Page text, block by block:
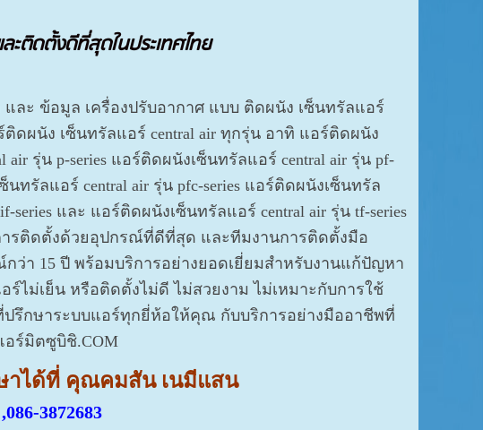
ะติดตั้งดีที่สุดในประเทศไทย
และ ข้อมูล เครื่องปรับอากาศ แบบ ติดผนัง เซ็นทรัลแอร์
ติดผนัง เซ็นทรัลแอร์ central air ทุกรุ่น อาทิ แอร์ติดผนัง
air รุ่น p-series แอร์ติดผนังเซ็นทรัลแอร์ central air รุ่น pf-
นทรัลแอร์ central air รุ่น pfc-series แอร์ติดผนังเซ็นทรัล
series และ แอร์ติดผนังเซ็นทรัลแอร์ central air รุ่น tf-series
รติดตั้งด้วยอุปกรณ์ที่ดีที่สุด และทีมงานการติดตั้งมือ
ว่า 15 ปี พร้อมบริการอย่างยอดเยี่ยมสำหรับงานแก้ปัญหา
ร์ไม่เย็น หรือติดตั้งไม่ดี ไม่สวยงาม ไม่เหมาะกับการใช้
ปรึกษาระบบแอร์ทุกยี่ห้อให้คุณ กับบริการอย่างมืออาชีพที่
อร์มิตซูบิชิ.COM
าได้ที่ คุณคมสัน เนมีแสน
3872683